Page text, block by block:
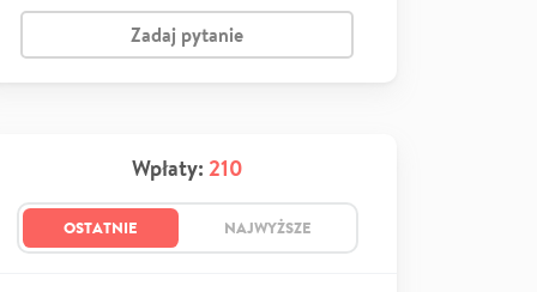
Zadaj pytanie
Wpłaty: 210
OSTATNIE NAJWYŻSZE